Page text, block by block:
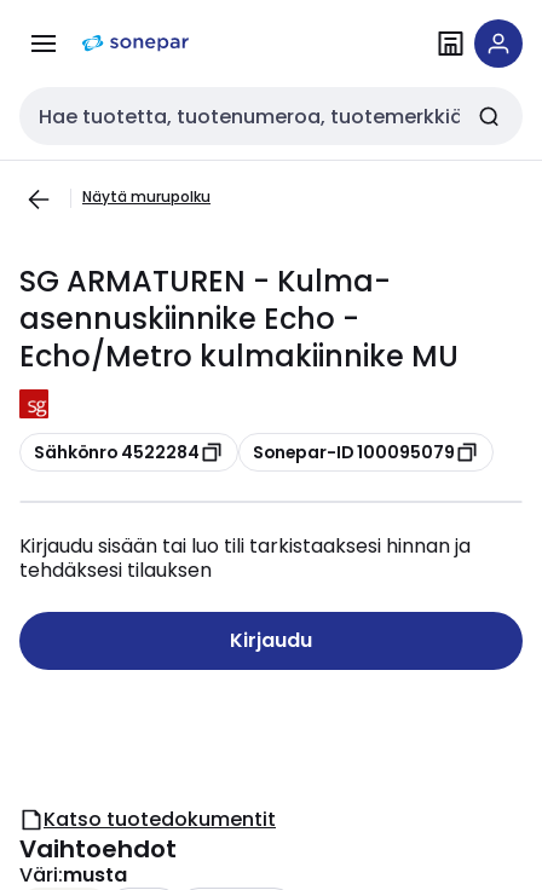
navigointiinsisältöön
Haku
Näytä murupolku
SG ARMATUREN - Kulma-
asennuskiinnike Echo -
Echo/Metro kulmakiinnike MU
Kopioi
Sähkönro 4522284 Kopioi
Sonepar-ID 100095079
Kirjaudu sisään tai luo tili tarkistaaksesi hinnan ja
tehdäksesi tilauksen
Kirjaudu
Katso tuotedokumentit
Vaihtoehdot
Väri:musta